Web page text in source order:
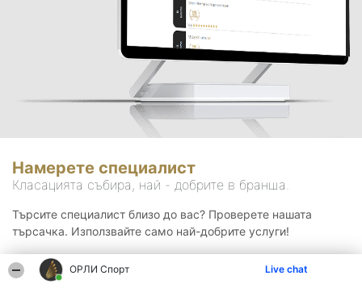
ОРЛИ Спорт Live chat
Намерете специалист
Класацията събира, най - добрите в бранша.
Търсите специалист близо до вас? Проверете нашата
търсачка. Използвайте само най-добрите услуги!